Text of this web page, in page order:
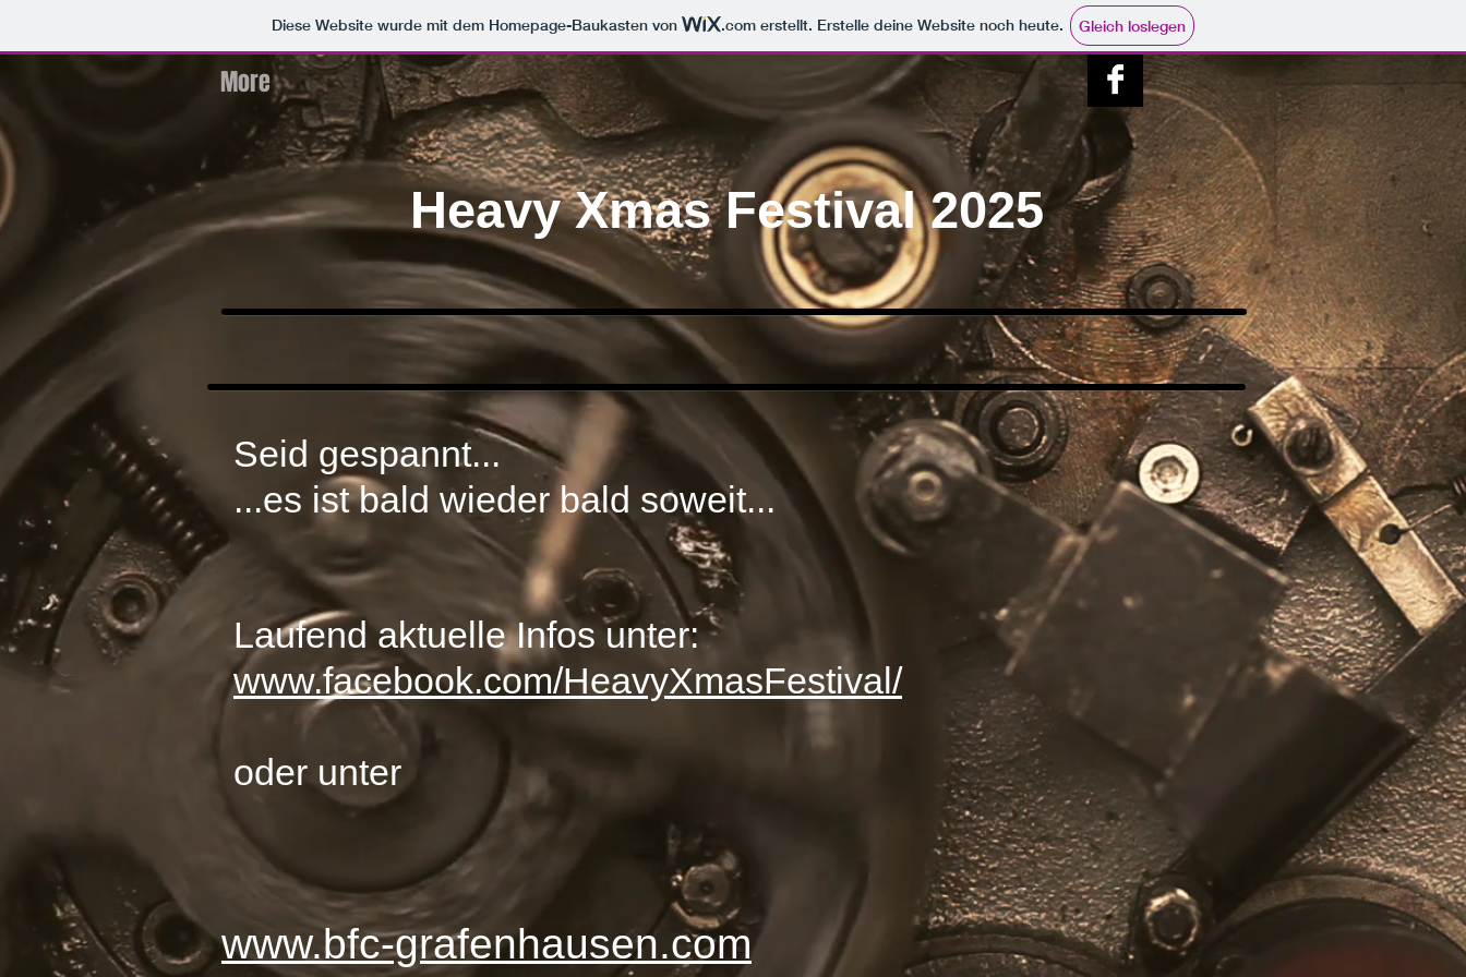
Diese Website wurde mit dem Homepage-Baukasten von .com erstellt. Erstelle deine Website noch heute. Gleich loslegen
More
Heavy Xmas Festival 2025
Seid gespannt...
...es ist bald wieder bald soweit...
Laufend aktuelle Infos unter:
www.facebook.com/HeavyXmasFestival/
oder unter
www.bfc-grafenhausen.com